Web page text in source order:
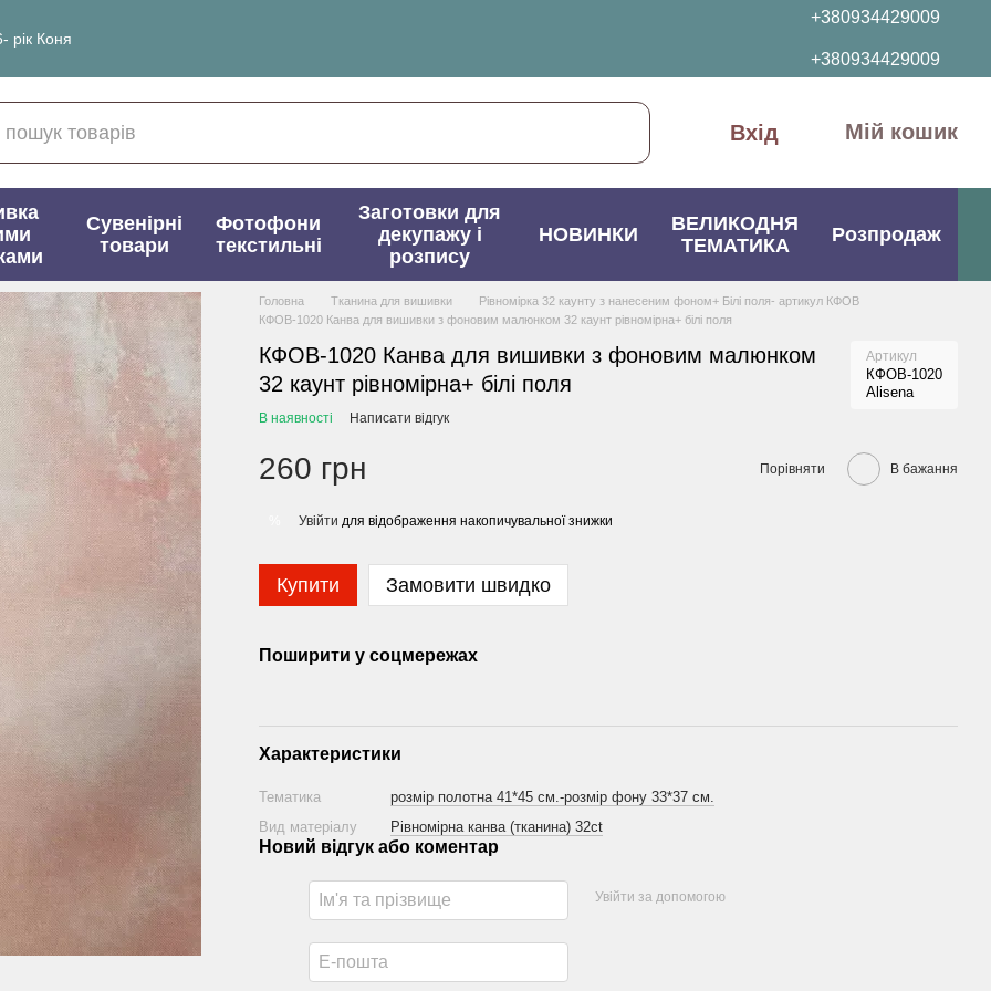
рік Коня
+380934429009
+380934429009
Вхід Мій кошик
Сувенірні
товари
Фотофони
текстильні
Заготовки для
декупажу і
розпису
НОВИНКИ
ВЕЛИКОДНЯ
ТЕМАТИКА
Розпродаж
Головна Тканина для вишивки
Рівномірка 32 каунту з нанесеним фоном+ Білі поля- артикул КФОВ
КФОВ-1020 Канва для вишивки з фоновим малюнком 32 каунт рівномірна+ білі поля
КФОВ-1020 Канва для вишивки з фоновим малюнком
32 каунт рівномірна+ білі поля
Артикул
КФОВ-1020
Alisena
В наявності Написати відгук
260 грн Порівняти В бажання
Увійти для відображення накопичувальної знижки
Купити Замовити швидко
Поширити у соцмережах
Характеристики
Тематика
розмір полотна 41*45 см.-розмір фону 33*37 см.
Вид матеріалу
Рівномірна канва (тканина) 32ct
Новий відгук або коментар
Увійти за допомогою